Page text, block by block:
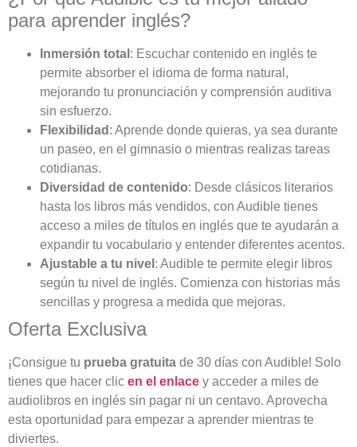
para aprender inglés?
Inmersión total : Escuchar contenido en inglés te
permite absorber el idioma de forma natural,
mejorando tu pronunciación y comprensión auditiva
sin esfuerzo.
Flexibilidad : Aprende donde quieras, ya sea durante
un paseo, en el gimnasio o mientras realizas tareas
cotidianas.
Diversidad de contenido: Desde clásicos literarios
hasta los libros más vendidos, con Audible tienes
acceso a miles de títulos en inglés que te ayudarán a
expandir tu vocabulario y entender diferentes acentos.
Ajustable a tu nivel : Audible te permite elegir libros
según tu nivel de inglés. Comienza con historias más
sencillas y progresa a medida que mejoras.
Oferta Exclusiva
¡Consigue tu prueba gratuita de 30 días con Audible! Solo
tienes que hacer clic en el enlace y acceder a miles de
audiolibros en inglés sin pagar ni un centavo. Aprovecha
esta oportunidad para empezar a aprender mientras te
diviertes.